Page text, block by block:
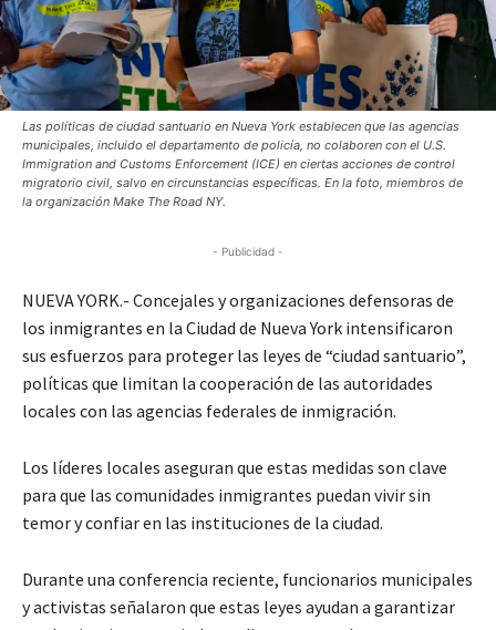
Las políticas de ciudad santuario en Nueva York establecen que las agencias
municipales, incluido el departamento de policía, no colaboren con el U.S.
Immigration and Customs Enforcement (ICE) en ciertas acciones de control
migratorio civil, salvo en circunstancias específicas. En la foto, miembros de
la organización Make The Road NY.
- Publicidad -
NUEVA YORK.- Concejales y organizaciones defensoras de
los inmigrantes en la Ciudad de Nueva York intensificaron
sus esfuerzos para proteger las leyes de “ciudad santuario”,
políticas que limitan la cooperación de las autoridades
locales con las agencias federales de inmigración.
Los líderes locales aseguran que estas medidas son clave
para que las comunidades inmigrantes puedan vivir sin
temor y confiar en las instituciones de la ciudad.
Durante una conferencia reciente, funcionarios municipales
y activistas señalaron que estas leyes ayudan a garantizar